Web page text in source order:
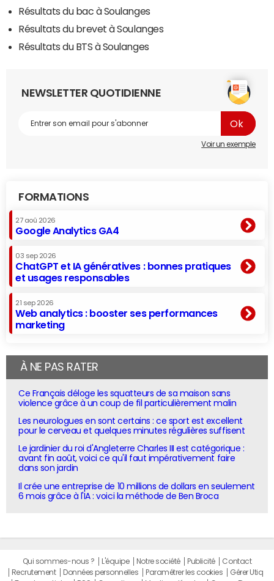
Résultats du bac à Soulanges
Résultats du brevet à Soulanges
Résultats du BTS à Soulanges
NEWSLETTER QUOTIDIENNE
Voir un exemple
FORMATIONS
27 aoû 2026
Google Analytics GA4
03 sep 2026
ChatGPT et IA génératives : bonnes pratiques
et usages responsables
21 sep 2026
Web analytics : booster ses performances
marketing
À NE PAS RATER
Ce Français déloge les squatteurs de sa maison sans
violence grâce à un coup de fil particulièrement malin
Les neurologues en sont certains : ce sport est excellent
pour le cerveau et quelques minutes régulières suffisent
Le jardinier du roi d'Angleterre Charles III est catégorique :
avant fin août, voici ce qu'il faut impérativement faire
dans son jardin
Il crée une entreprise de 10 millions de dollars en seulement
6 mois grâce à l'IA : voici la méthode de Ben Broca
Qui sommes-nous ? L'équipe Notre société Publicité
Contact
Recrutement
Données personnelles Paramétrer les cookies
Gérer Utiq